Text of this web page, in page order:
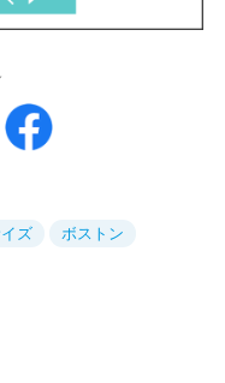
ズ ボストン